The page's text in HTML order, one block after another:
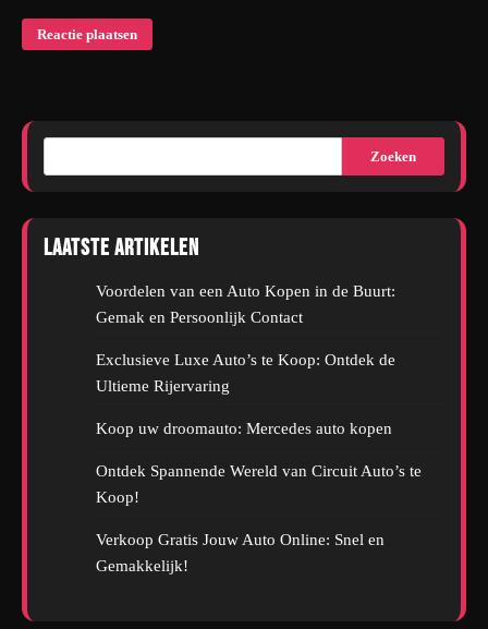
Zoeken
Laatste artikelen
Voordelen van een Auto Kopen in de Buurt:
Gemak en Persoonlijk Contact
Exclusieve Luxe Auto’s te Koop: Ontdek de
Ultieme Rijervaring
Koop uw droomauto: Mercedes auto kopen
Ontdek Spannende Wereld van Circuit Auto’s te
Koop!
Verkoop Gratis Jouw Auto Online: Snel en
Gemakkelijk!